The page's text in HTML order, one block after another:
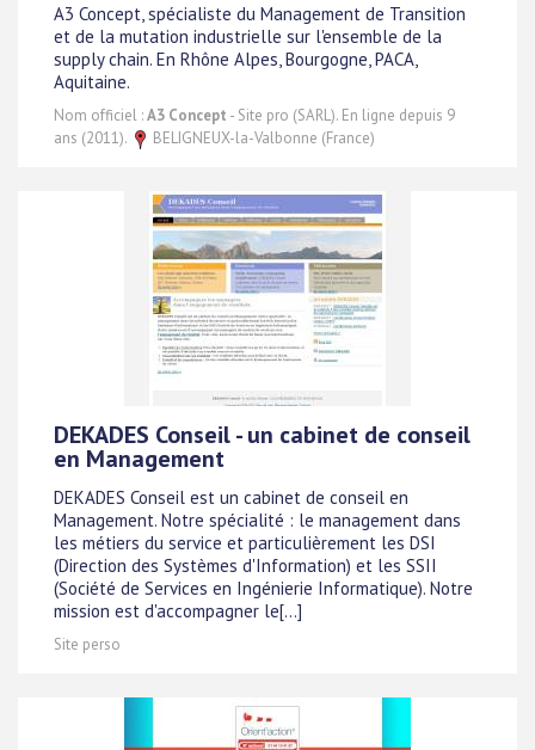
A3 Concept, spécialiste du Management de Transition
et de la mutation industrielle sur l'ensemble de la
supply chain. En Rhône Alpes, Bourgogne, PACA,
Aquitaine.
Nom officiel :A3 Concept - Site pro (SARL). En ligne depuis 9
ans (2011).
BELIGNEUX-la-Valbonne (France)
DEKADES Conseil - un cabinet de conseil
en Management
DEKADES Conseil est un cabinet de conseil en
Management. Notre spécialité : le management dans
les métiers du service et particulièrement les DSI
(Direction des Systèmes d'Information) et les SSII
(Société de Services en Ingénierie Informatique). Notre
mission est d'accompagner le[...]
Site perso